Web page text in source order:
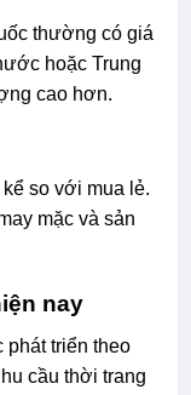
thường có giá
hoặc Trung
cao hơn.
so với mua lẻ.
mặc và sản
nay
phát triển theo
cầu thời trang